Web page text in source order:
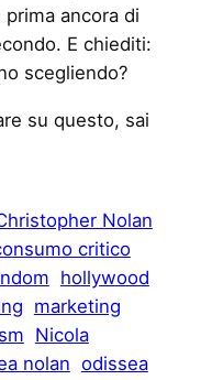
ancora di
E chiediti:
scegliendo?
su questo, sai
Nolan
critico
hollywood
marketing
Nicola
nolan odissea